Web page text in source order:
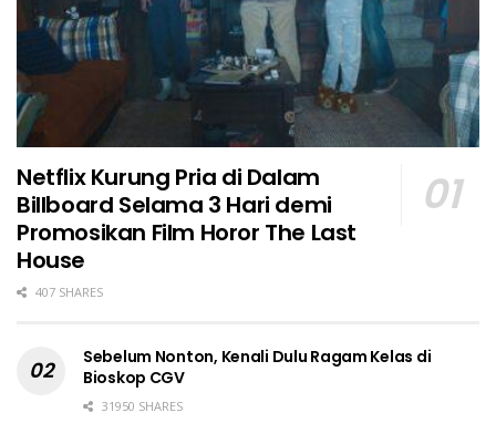
Netflix Kurung Pria di Dalam
Billboard Selama 3 Hari demi
Promosikan Film Horor The Last
House
407 SHARES
Sebelum Nonton, Kenali Dulu Ragam Kelas di
Bioskop CGV
31950 SHARES